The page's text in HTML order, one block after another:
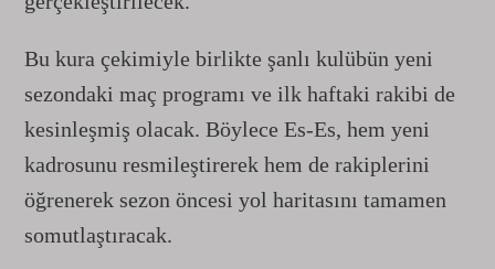
Bu kura çekimiyle birlikte şanlı kulübün yeni
sezondaki maç programı ve ilk haftaki rakibi de
kesinleşmiş olacak. Böylece Es-Es, hem yeni
kadrosunu resmileştirerek hem de rakiplerini
öğrenerek sezon öncesi yol haritasını tamamen
somutlaştıracak.